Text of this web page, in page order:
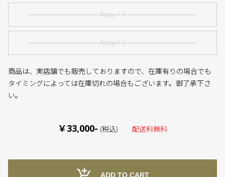
Navy / 1
Navy / 2
商品は、実店舗でも販売しておりますので、在庫有りの場合でも
タイミングによっては在庫切れの場合もございます。御了承下さ
い。
￥33,000- (税込) 配送料無料
ADD TO CART